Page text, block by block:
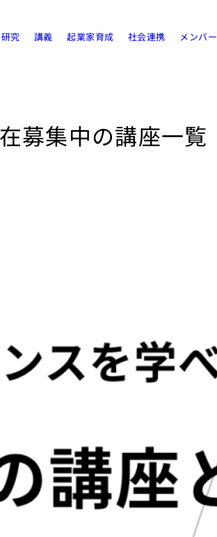
研究 講義 起業家育成 社会連携 メンバー
募集中の講座一覧